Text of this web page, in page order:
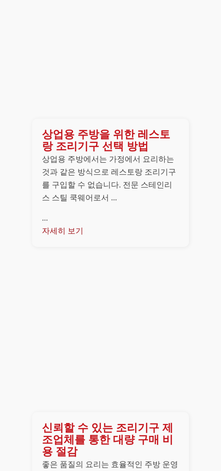
상업용 주방을 위한 레스토
랑 조리기구 선택 방법
상업용 주방에서는 가정에서 요리하는
것과 같은 방식으로 레스토랑 조리기구
를 구입할 수 없습니다. 전문 스테인리
스 스틸 쿡웨어로서 ...
...
자세히 보기
신뢰할 수 있는 조리기구 제
조업체를 통한 대량 구매 비
용 절감
좋은 품질의 요리는 효율적인 주방 운영